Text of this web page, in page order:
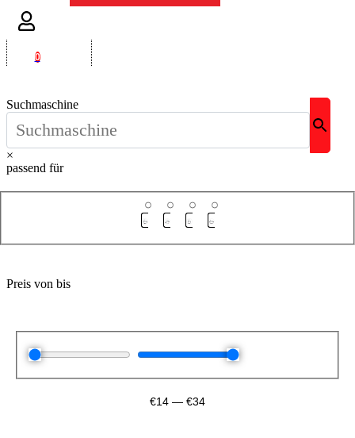
0
Suchmaschine
×
passend für
Preis von bis
€14 — €34